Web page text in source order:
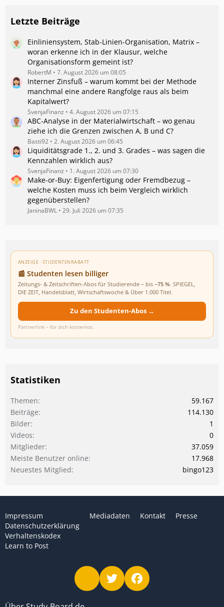
Letzte Beiträge
Einliniensystem, Stab-Linien-Organisation, Matrix –
woran erkenne ich in der Klausur, welche
Organisationsform gemeint ist?
RobertM 7. August 2026 um 08:05
Interner Zinsfuß – warum kommt bei der Methode
manchmal eine andere Rangfolge raus als beim
Kapitalwert?
SvenjaFinanz 4. August 2026 um 07:15
ABC-Analyse in der Materialwirtschaft – wo genau
ziehe ich die Grenzen zwischen A, B und C?
Basti92 2. August 2026 um 06:45
Liquiditätsgrade 1., 2. und 3. Grades – was sagen die
Kennzahlen wirklich aus?
SvenjaFinanz 1. August 2026 um 07:30
Make-or-Buy: Eigenfertigung oder Fremdbezug –
welche Kosten muss ich beim Vergleich wirklich
gegenüberstellen?
JaninaBWL 29. Juli 2026 um 07:35
ANZEIGE · STUDENTENRABATT
📰 Studenten lesen billiger
Zeitungs- & Zeitschriften-Abos für Studierende – bis −75 %. SPIEGEL,
DIE ZEIT, Handelsblatt, Wirtschaftswoche & Über 1.000 Titel.
Zu den Studenten-Abos →
Partnerlink – für dich kostenlos.
Statistiken
Themen
59.167
Beiträge
114.130
Bilder
1
Videos
0
Mitglieder
37.059
Meiste Benutzer online
17.968
Neuestes Mitglied
bingo123
Impressum
Datenschutzerklärung
Verhaltenskodex
Learn to Post
Mediadaten Kontakt Presse